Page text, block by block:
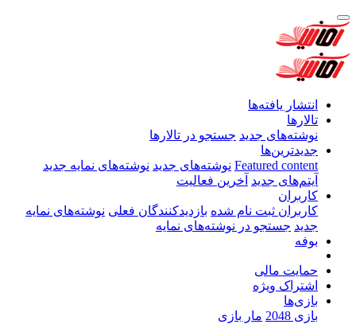
انتشار یافته‌ها
تالارها
نوشته‌های جدید جستجو در تالارها
جدیدترین‌ها
Featured content نوشته‌های جدید نوشته‌های نمایه جدید
آیتم‌های جدید آخرین فعالیت
کاربران
کاربران ثبت نام شده بازدیدکنندگان فعلی نوشته‌های نمایه
جدید جستجو در نوشته‌های نمایه
بوفه
حمایت مالی
اشتراک ویژه
بازی‌ها
بازی 2048
مار بازی